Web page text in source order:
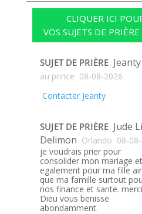
CLIQUER ICI
VOS SUJETS DE
SUJET DE PRIÈRE Jeanty
au prince 08-08-2026
Contacter Jeanty
SUJET DE PRIÈRE Jude
Delimon Orlando 08-
je voudrais prier pour
consolider mon mariage et
egalement pour ma fille
que ma famille surtout
nos finance et sante.
Dieu vous benisse
abondamment.